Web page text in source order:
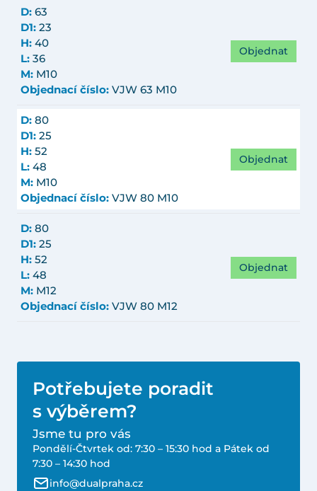
D: 63
D1: 23
H: 40
L: 36
M: M10
Objednací číslo: VJW 63 M10
Objednat
D: 80
D1: 25
H: 52
L: 48
M: M10
Objednací číslo: VJW 80 M10
Objednat
D: 80
D1: 25
H: 52
L: 48
M: M12
Objednací číslo: VJW 80 M12
Objednat
Potřebujete poradit
s výběrem?
Jsme tu pro vás
Pondělí-Čtvrtek od: 7:30 – 15:30 hod a Pátek od
7:30 – 14:30 hod
info@dualpraha.cz